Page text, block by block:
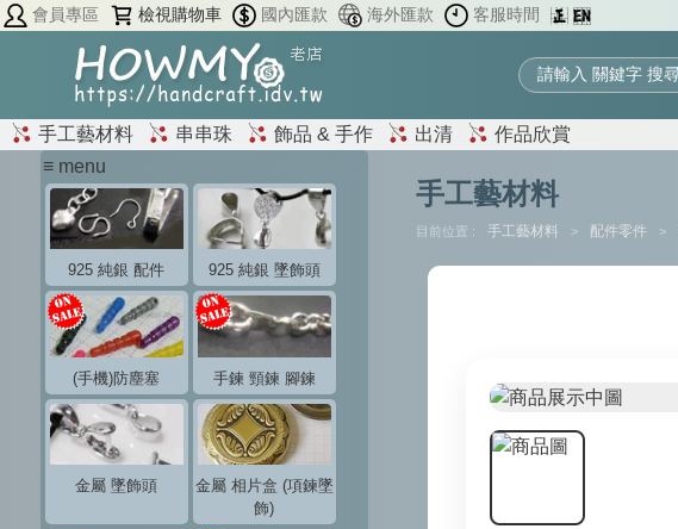
會員專區 檢視購物車 國內匯款 海外匯款 客服時間
手工藝材料 串串珠 飾品 & 手作 出清
作品欣賞
≡ menu
925 純銀 配件 925 純銀 墜飾頭
(手機)防塵塞 手鍊 頸鍊 腳鍊
金屬 墜飾頭
金屬 相片盒 (項鍊墜
飾)
手工藝材料
目前位置 : 手工藝材料 > 配件零件 >